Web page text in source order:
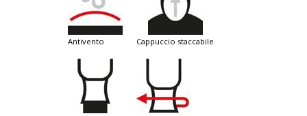
antivento cappuccio staccabile